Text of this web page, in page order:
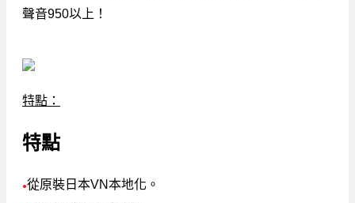
聲音950以上！
特點：
特點
●從原裝日本VN本地化。